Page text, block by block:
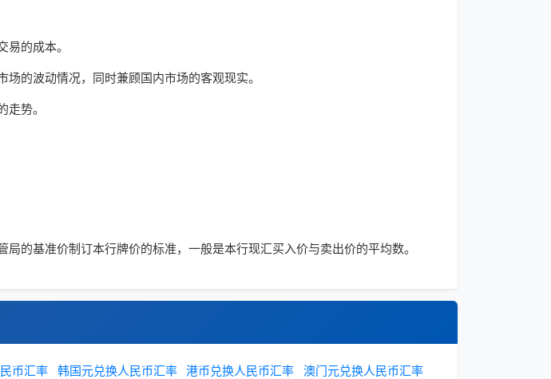
的成本。
的波动情况，同时兼顾国内市场的客观现实。
势。
的基准价制订本行牌价的标准，一般是本行现汇买入价与卖出价的平均数。
币汇率 韩国元兑换人民币汇率 港币兑换人民币汇率 澳门元兑换人民币汇率